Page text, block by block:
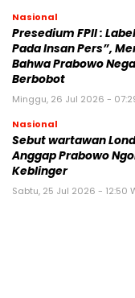
Nasional
Presedium FPII :
Pada Insan Pers”,
Bahwa Prabowo
Berbobot
Minggu, 26 Jul 2026 -
Nasional
Sebut wartawan
Anggap Prabowo
Keblinger
Sabtu, 25 Jul 2026 - 12:50